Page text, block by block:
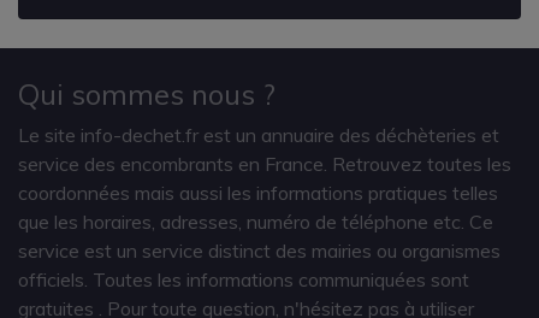
Qui sommes nous ?
Le site info-dechet.fr est un annuaire des déchèteries et
service des encombrants en France. Retrouvez toutes les
coordonnées mais aussi les informations pratiques telles
que les horaires, adresses, numéro de téléphone etc. Ce
service est un service distinct des mairies ou organismes
officiels. Toutes les informations communiquées sont
gratuites
. Pour toute question, n'hésitez pas à utiliser